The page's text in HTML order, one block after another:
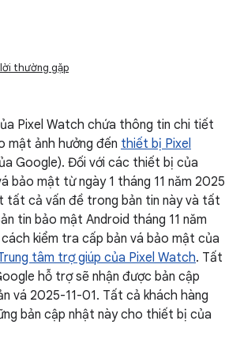
thường gặp
Pixel Watch chứa thông tin chi tiết
mật ảnh hưởng đến thiết bị Pixel
Google). Đối với các thiết bị của
bảo mật từ ngày 1 tháng 11 năm 2025
tất cả vấn đề trong bản tin này và tất
tin bảo mật Android tháng 11 năm
kiểm tra cấp bản vá bảo mật của
tâm trợ giúp của Pixel Watch. Tất
hỗ trợ sẽ nhận được bản cập
vá 2025-11-01. Tất cả khách hàng
bản cập nhật này cho thiết bị của